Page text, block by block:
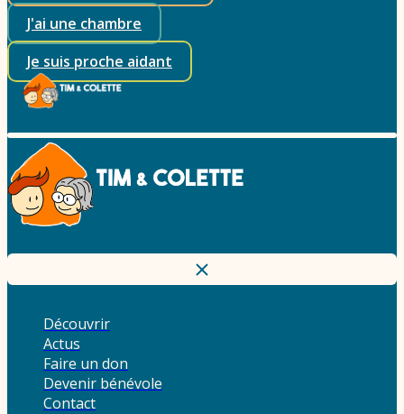
J'ai une chambre
Je suis proche aidant
Découvrir
Actus
Faire un don
Devenir bénévole
Contact